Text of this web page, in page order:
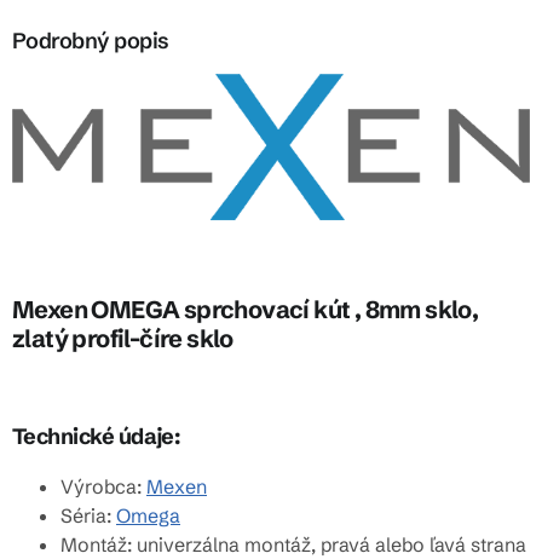
Podrobný popis
Mexen OMEGA sprchovací kút , 8mm sklo,
zlatý profil-číre sklo
Technické údaje:
Výrobca: Mexen
Séria: Omega
Montáž: univerzálna montáž, pravá alebo ľavá strana